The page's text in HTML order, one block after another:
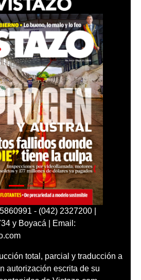
- (042) 2327200 |
y Boyacá | Email:
total, parcial y traducción a
autorización escrita de su